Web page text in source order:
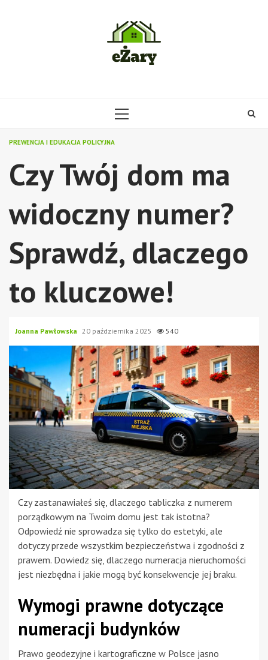
PRIMARY
PREWENCJA I EDUKACJA POLICYJNA
Czy Twój dom ma
widoczny numer?
Sprawdź, dlaczego
to kluczowe!
Joanna Pawłowska 20 października 2025 540
Czy zastanawiałeś się, dlaczego tabliczka z numerem
porządkowym na Twoim domu jest tak istotna?
Odpowiedź nie sprowadza się tylko do estetyki, ale
dotyczy przede wszystkim bezpieczeństwa i zgodności z
prawem. Dowiedz się, dlaczego numeracja nieruchomości
jest niezbędna i jakie mogą być konsekwencje jej braku.
Wymogi prawne dotyczące
numeracji budynków
Prawo geodezyjne i kartograficzne w Polsce jasno